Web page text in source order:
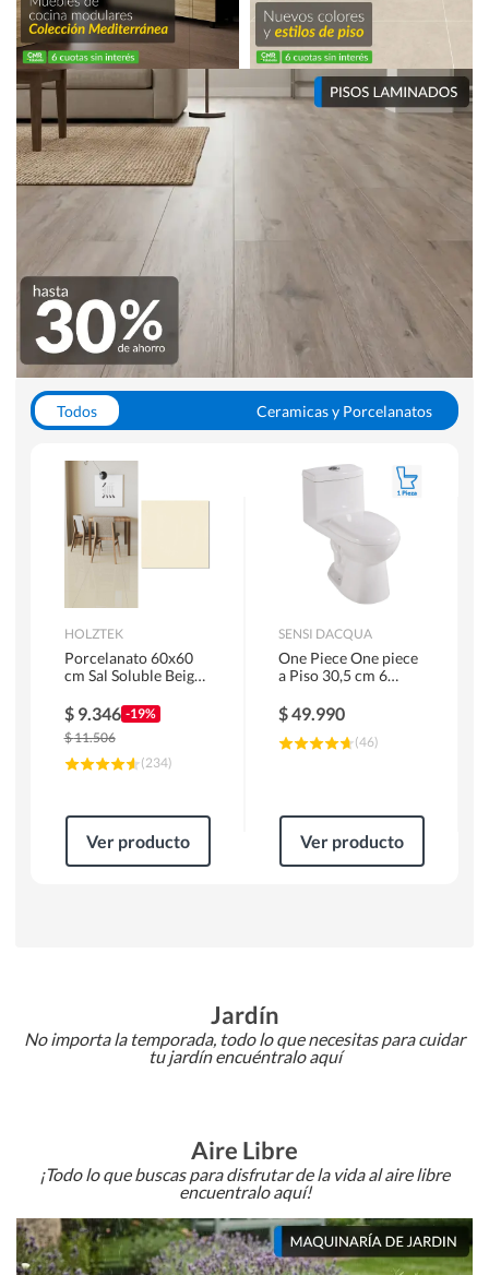
Todos
Ceramicas y Porcelanatos
WC y Sanitarios
Pisos Flotantes y Laminados
Pinturas
HOLZTEK
Porcelanato 60x60
cm Sal Soluble Beige
$ 9.346 -19%
$11.506
(234)
Ver producto
SENSI DACQUA
One Piece One piece
a Piso 30,5 cm 6
$49.990
(46)
Ver producto
Jardín
No importa la temporada, todo lo que necesitas para cuidar
tu jardín encuéntralo aquí
Aire Libre
¡Todo lo que buscas para disfrutar de la vida al aire libre
encuentralo aquí!